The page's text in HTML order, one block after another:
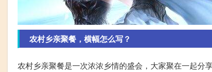
农村乡亲聚餐，横幅怎么写？
农村乡亲聚餐是一次浓浓乡情的盛会，大家聚在一起分